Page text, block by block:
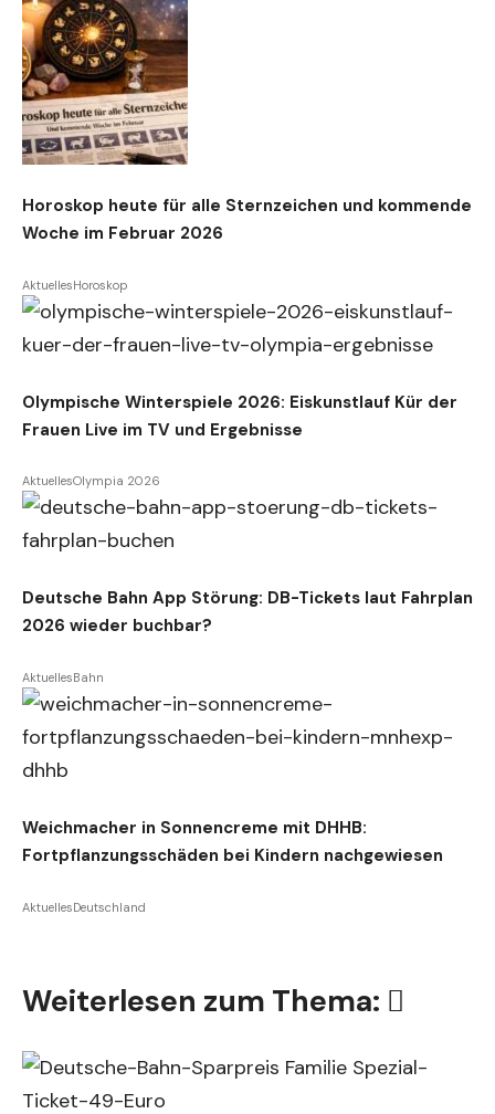
Horoskop heute für alle Sternzeichen und kommende
Woche im Februar 2026
AktuellesHoroskop
Olympische Winterspiele 2026: Eiskunstlauf Kür der
Frauen Live im TV und Ergebnisse
AktuellesOlympia 2026
Deutsche Bahn App Störung: DB-Tickets laut Fahrplan
2026 wieder buchbar?
AktuellesBahn
Weichmacher in Sonnencreme mit DHHB:
Fortpflanzungsschäden bei Kindern nachgewiesen
AktuellesDeutschland
Weiterlesen zum Thema: